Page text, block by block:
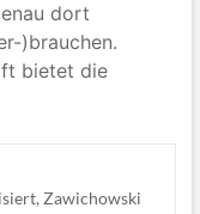
dort
)brauchen.
bietet die
, Zawichowski